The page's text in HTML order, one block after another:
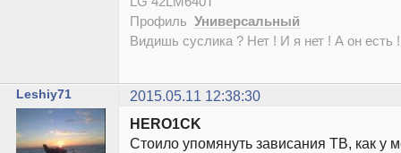
Профиль Универсальный
Видишь суслика ? Нет ! И я нет ! А он есть
Leshiy71 2015.05.11 12:38:30
HERO1CK
Стоило упомянуть зависания ТВ, как у